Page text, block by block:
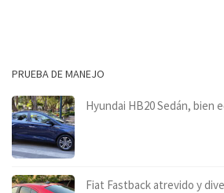
PRUEBA DE MANEJO
Hyundai HB20 Sedán, bien
Fiat Fastback atrevido y